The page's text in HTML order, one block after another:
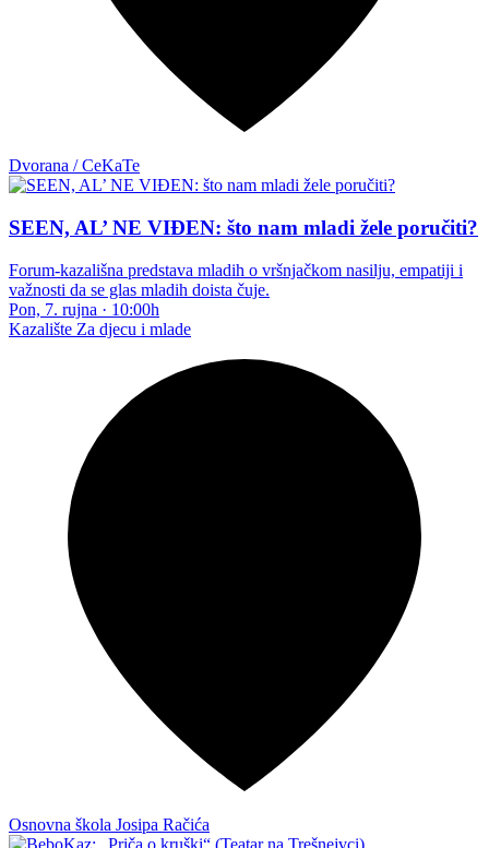
Dvorana / CeKaTe
SEEN, AL’ NE VIĐEN: što nam mladi žele poručiti?
Forum-kazališna predstava mladih o vršnjačkom nasilju, empatiji i
važnosti da se glas mladih doista čuje.
Pon, 7. rujna · 10:00h
Kazalište Za djecu i mlade
Osnovna škola Josipa Račića